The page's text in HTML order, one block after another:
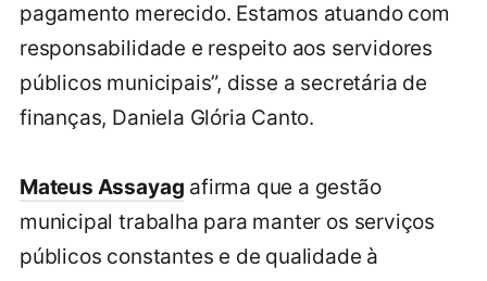
pagamento merecido. Estamos atuando com
responsabilidade e respeito aos servidores
públicos municipais”, disse a secretária de
finanças, Daniela Glória Canto.
Mateus Assayag afirma que a gestão
municipal trabalha para manter os serviços
públicos constantes e de qualidade à